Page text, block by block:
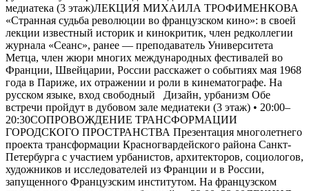
медиатека (3 этаж)ЛЕКЦИЯ МИХАИЛА ТРОФИМЕНКОВА
«Странная судьба революции во французском кино»: в своей
лекции известный историк и кинокритик, член редколлегии
журнала «Сеанс», ранее — преподаватель Университета
Метца, член жюри многих международных фестивалей во
Франции, Швейцарии, России расскажет о событиях мая 1968
года в Париже, их отражении и роли в кинематографе. На
русском языке, вход свободный Дизайн, урбанизм Обе
встречи пройдут в дубовом зале медиатеки (3 этаж) • 20:00–
20:30СОПРОВОЖДЕНИЕ ТРАНСФОРМАЦИИ
ГОРОДСКОГО ПРОСТРАНСТВА Презентация многолетнего
проекта трансформации Красногвардейского района Санкт-
Петербурга с участием урбанистов, архитекторов, социологов,
художников и исследователей из Франции и в России,
запущенного Французским институтом. На французском